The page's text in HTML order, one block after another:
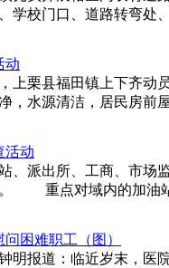
学校门口、道路转弯处
动
栗县福田镇上下齐动员
，水源清洁，居民房前
活动
派出所、工商、市场监
重点对域内的加油站
困难职工（图）
报道：临近岁末，医院